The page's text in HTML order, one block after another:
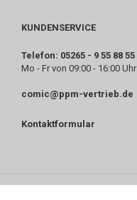
KUNDENSERVICE
Telefon: 05265 - 9 55 88 55
Mo - Fr von 09:00 - 16:00 Uhr
comic@ppm-vertrieb.de
Kontaktformular